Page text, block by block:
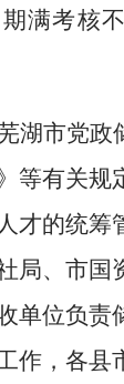
满考核
湖市党政
等有关规
才的统筹
局、市国
单位负责
作， 各县